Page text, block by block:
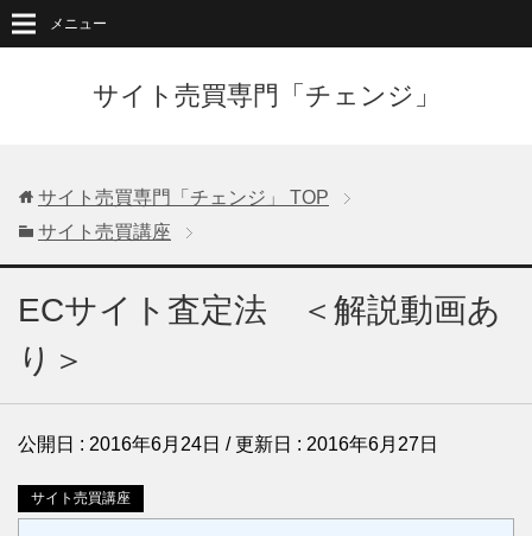
サイト売買専門「チェンジ」
メニュー
サイト売買専門「チェンジ」
TOP
サイト売買講座
ECサイト査定法 ＜解説動画あ
り＞
公開日 : 2016年6月24日 / 更新日 : 2016年6月27日
サイト売買講座